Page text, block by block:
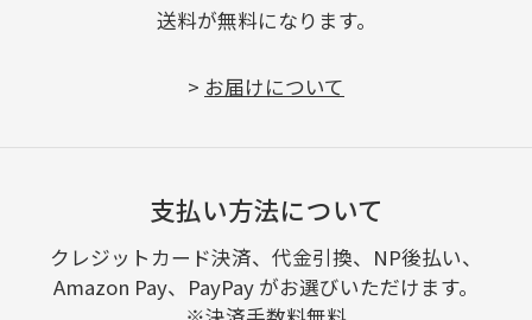
送料が無料になります。
> お届けについて
支払い方法について
クレジットカード決済、代金引換、NP後払い、
Amazon Pay、PayPay がお選びいただけます。